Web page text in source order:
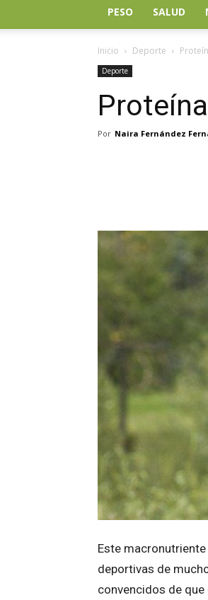
PESO SALUD
Inicio Deporte
Deporte
Por Naira Fernández
Este
deportivas de
convencidos de